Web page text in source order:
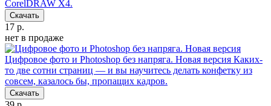
CorelDRAW X4.
Скачать
17 р.
нет в продаже
Цифровое фото и Photoshop без напряга. Новая версия Каких-
то две сотни страниц — и вы научитесь делать конфетку из
совсем, казалось бы, пропащих кадров.
Скачать